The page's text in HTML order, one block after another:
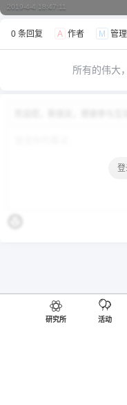
2019-4-4 18:47:11
0 条回复 A 作者 M 管
所有的伟大
研究所 活动